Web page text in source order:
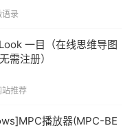
语录
一目（在线思维导图
需注册）
站推荐
播放器(MPC-BE